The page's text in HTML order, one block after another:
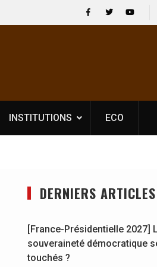
licence obligatoire pour les
d’Ivoire, l’opérateur culturel Soldat
INSTITUTIONS ECO
DERNIERS ARTICLES
[France-Présidentielle 2027]
souveraineté démocratique
touchés ?